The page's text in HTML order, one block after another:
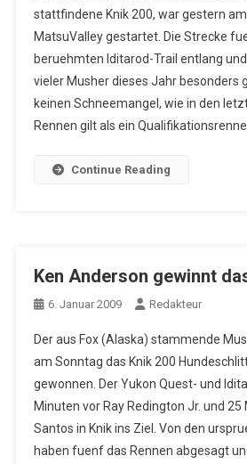
stattfindene Knik 200, war gestern
MatsuValley gestartet. Die Strecke
beruehmten Iditarod-Trail entlang
vieler Musher dieses Jahr besonders
keinen Schneemangel, wie in den
Rennen gilt als ein
Continue Reading
Ken Anderson gewinnt
6. Januar 2009 Redakteur
Der aus Fox (Alaska) stammende
am Sonntag das Knik 200
gewonnen. Der Yukon Quest- und
Minuten vor Ray Redington Jr. und 25
Santos in Knik ins Ziel. Von den
haben fuenf das Rennen abgesagt